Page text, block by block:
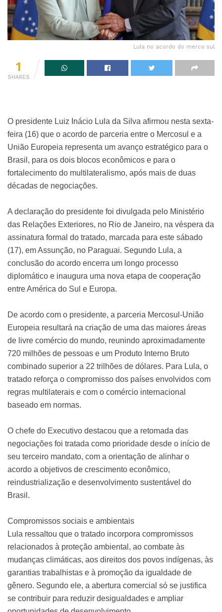
Lula no acordo do merco sul
1
SHARES
O presidente Luiz Inácio Lula da Silva afirmou nesta sexta-
feira (16) que o acordo de parceria entre o Mercosul e a
União Europeia representa um avanço estratégico para o
Brasil, para os dois blocos econômicos e para o
fortalecimento do multilateralismo, após mais de duas
décadas de negociações.
A declaração do presidente foi divulgada pelo Ministério
das Relações Exteriores, no Rio de Janeiro, na véspera da
assinatura formal do tratado, marcada para este sábado
(17), em Assunção, no Paraguai. Segundo Lula, a
conclusão do acordo encerra um longo processo
diplomático e inaugura uma nova etapa de cooperação
entre América do Sul e Europa.
De acordo com o presidente, a parceria Mercosul-União
Europeia resultará na criação de uma das maiores áreas
de livre comércio do mundo, reunindo aproximadamente
720 milhões de pessoas e um Produto Interno Bruto
combinado superior a 22 trilhões de dólares. Para Lula, o
tratado reforça o compromisso dos países envolvidos com
regras multilaterais e com o comércio internacional
baseado em normas.
O chefe do Executivo destacou que a retomada das
negociações foi tratada como prioridade desde o início de
seu terceiro mandato, com a orientação de alinhar o
acordo a objetivos de crescimento econômico,
reindustrialização e desenvolvimento sustentável do
Brasil.
Compromissos sociais e ambientais
Lula ressaltou que o tratado incorpora compromissos
relacionados à proteção ambiental, ao combate às
mudanças climáticas, aos direitos dos povos indígenas, às
garantias trabalhistas e à promoção da igualdade de
gênero. Segundo ele, a abertura comercial só se justifica
se contribuir para reduzir desigualdades e ampliar